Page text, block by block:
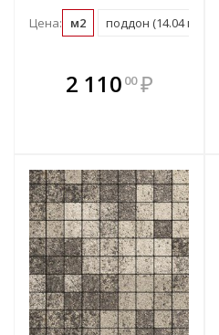
Цена: м2 поддон (14.04 м2)
2 110 00 ₽
В комплекте
всегда выгоднее!